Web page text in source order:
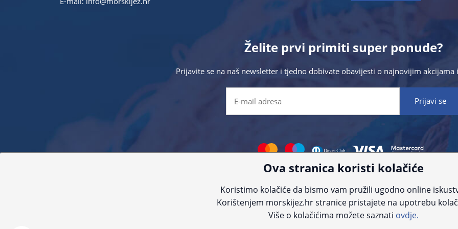
Želite prvi primiti super ponude?
Prijavite se na naš newsletter i tjedno dobivate obavijesti o najnovijim akcijama
proizvoda. Za najažurnije informacije kontaktirajte nas putem telefona:+385 23 231 761ili e-
© Morski jež 2022
Ova stranica koristi kolačiće
Koristimo kolačiće da bismo vam pružili ugodno online
Korištenjem morskijez.hr stranice pristajete na upotrebu
Više o kolačićima možete saznati ovdje.